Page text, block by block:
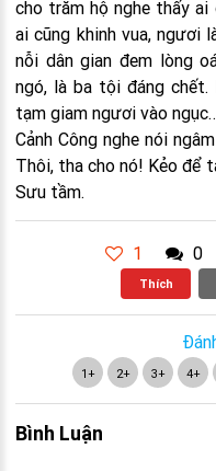
cho trăm hộ nghe thấy ai
ai cũng khinh vua, ngươi
nỗi dân gian đem lòng
ngó, là ba tội đáng
tạm giam ngươi vào
Cảnh Công nghe nói
Thôi, tha cho nó! Kẻo để
Sưu tầm.
1 0
Thích
1+ 2+ 3+ 4+
Bình Luận